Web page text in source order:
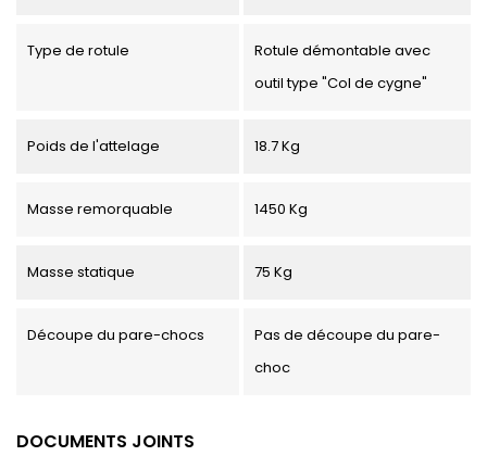
Type de rotule
Rotule démontable avec
outil type "Col de cygne"
Poids de l'attelage 18.7 Kg
Masse remorquable 1450 Kg
Masse statique 75 Kg
Découpe du pare-chocs
Pas de découpe du pare-
choc
DOCUMENTS JOINTS